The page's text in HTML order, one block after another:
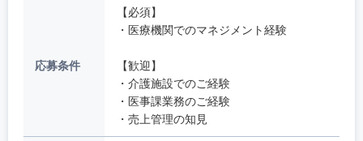
応募条件
【必須】
・医療機関でのマネジメント経験
【歓迎】
・介護施設でのご経験
・医事課業務のご経験
・売上管理の知見